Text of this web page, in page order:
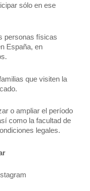
sólo en ese
personas físicas
España, en
que visiten la
o ampliar el período
como la facultad de
legales.